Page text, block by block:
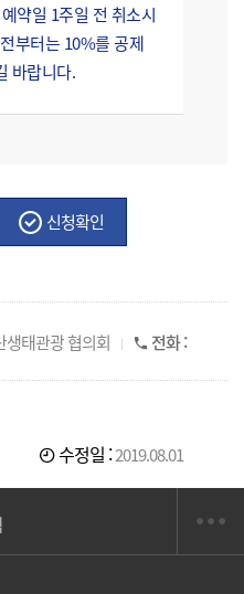
약일 1주일 전 취소시
부터는 10%를 공제
바랍니다.
신청확인
태관광 협의회 전화 :
수정일 :2019.08.01